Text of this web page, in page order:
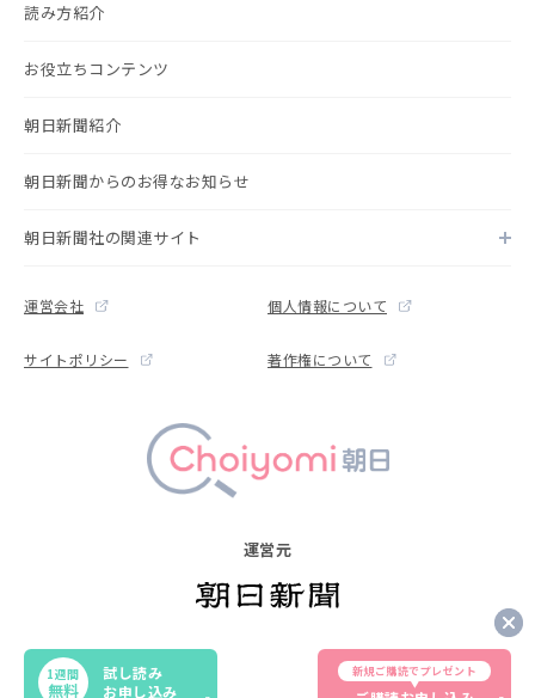
1週間
無料
試し読み
お申し込み
新規ご購読でプレゼント
運営元
読み方紹介
お役立ちコンテンツ
朝日新聞紹介
朝日新聞からのお得なお知らせ
朝日新聞社の関連サイト
運営会社 個人情報について
サイトポリシー 著作権について
Copyright © The Asahi Shimbun Company. All rights reserved.
Noreproduction or republication without written permission.